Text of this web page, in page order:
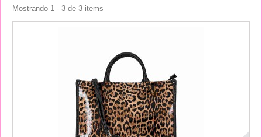
Mostrando 1 - 3 de 3 items